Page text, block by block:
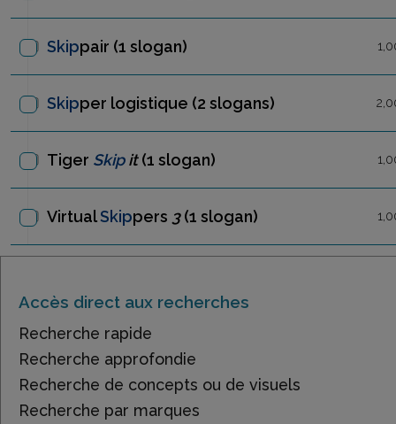
Skippair (1 slogan)
Skipper logistique (2 slogans)
Tiger Skipit(1 slogan)
VirtualSkippers 3(1 slogan)
Accès direct aux recherches
Recherche rapide
Recherche approfondie
Recherche de concepts ou de visuels
Recherche par marques